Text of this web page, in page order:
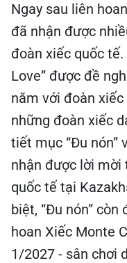
Ngay sau liên
đã nhận được
đoàn xiếc quốc
Love” được đề
năm với đoàn
những đoàn xiếc
tiết mục “Đu nón”
nhận được lời mời
quốc tế tại
biệt, “Đu nón”
hoan Xiếc Monte
1/2027 - sân chơi